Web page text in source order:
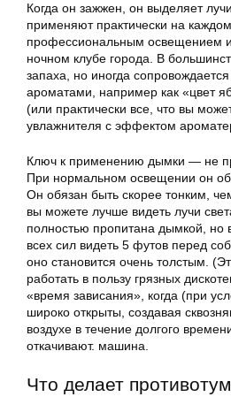
Когда он зажжен, он выделяет
применяют практически на
профессиональным освещением и
ночном клубе города. В
запаха, но иногда
ароматами, например как «цвет
(или практически все, что вы
увлажнителя с эффектом
Ключ к применению дымки — не
При нормальном освещении он
Он обязан быть скорее тонким,
вы можете лучше видеть лучи
полностью пропитана дымкой, но
всех сил видеть 5 футов перед
оно становится очень толстым.
работать в пользу грязных
«время зависания», когда (при
широко открыты, создавая
воздухе в течение долгого
откачивают. машина.
Что делает